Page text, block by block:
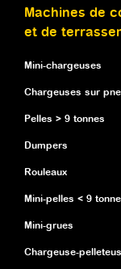
Machines de
et de
Mini-chargeuses
Chargeuses sur
Pelles > 9 tonnes
Dumpers
Rouleaux
Mini-pelles < 9
Mini-grues
Chargeuse-